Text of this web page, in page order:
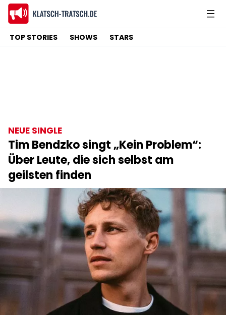
TOP STORIES SHOWS STARS
NEUE SINGLE
Tim Bendzko singt „Kein Problem“:
Über Leute, die sich selbst am
geilsten finden